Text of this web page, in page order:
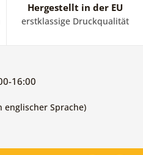
Hergestellt in der EU
erstklassige Druckqualität
16:00
englischer Sprache)